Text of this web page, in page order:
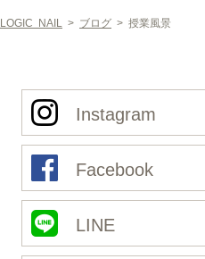
LOGIC NAIL > ブログ > 授業風景
Instagram
Facebook
LINE